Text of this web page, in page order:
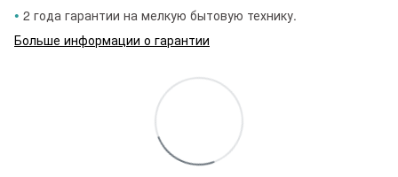
• 2 года гарантии на мелкую бытовую технику.
Больше информации о гарантии